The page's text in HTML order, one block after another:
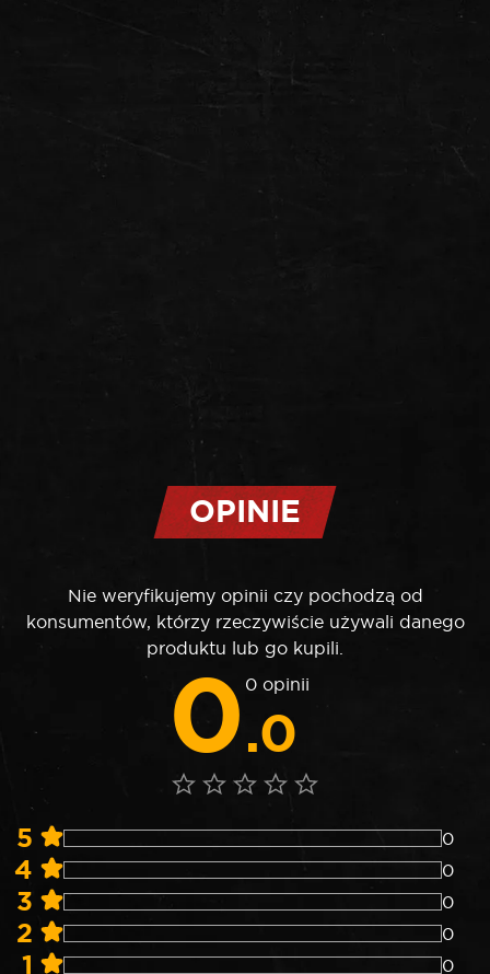
OPINIE
Nie weryfikujemy opinii czy pochodzą od
konsumentów, którzy rzeczywiście używali danego
produktu lub go kupili.
0.0
0 opinii
5 0
4 0
3 0
2 0
1 0